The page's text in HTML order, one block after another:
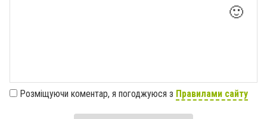
🙂
Розміщуючи коментар, я погоджуюся з Правилами сайту